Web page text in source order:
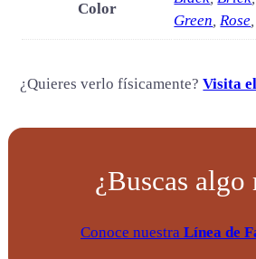
c
n
Color
Green,Rose
¿Quieres verlo físicamente?Visita
¿Buscas algo
Conoce nuestra Línea de